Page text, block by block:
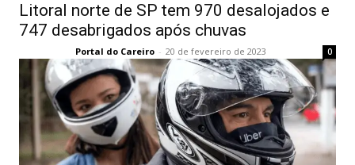
Litoral norte de SP tem 970 desalojados e
747 desabrigados após chuvas
Portal do Careiro - 20 de fevereiro de 2023 0